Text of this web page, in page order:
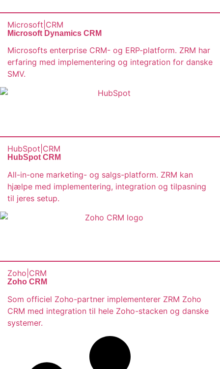
Microsoft CRM
Microsoft Dynamics CRM
Microsofts enterprise CRM- og ERP-platform. ZRM har
erfaring med implementering og integration for danske
SMV.
HubSpot CRM
HubSpot CRM
All-in-one marketing- og salgs-platform. ZRM kan
hjælpe med implementering, integration og tilpasning
til jeres setup.
Zoho CRM
Zoho CRM
Som officiel Zoho-partner implementerer ZRM Zoho
CRM med integration til hele Zoho-stacken og danske
systemer.